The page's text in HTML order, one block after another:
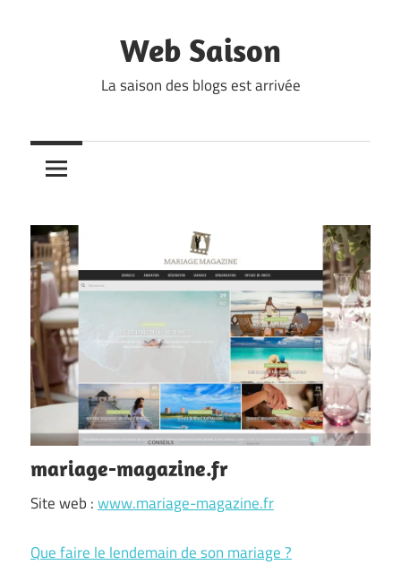
Web Saison
La saison des blogs est arrivée
mariage-magazine.fr
Site web :www.mariage-magazine.fr
Que faire le lendemain de son mariage ?